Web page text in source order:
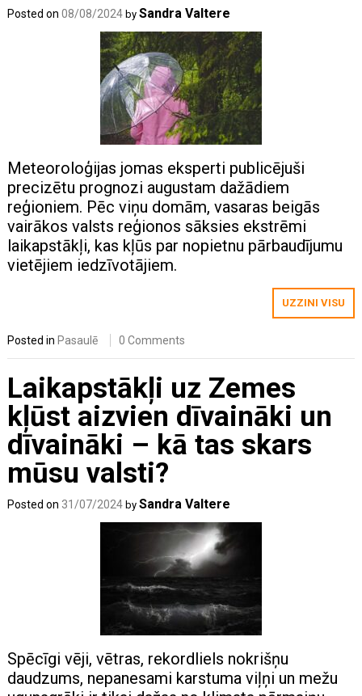
Posted on08/08/2024 bySandra Valtere
Meteoroloģijas jomas eksperti publicējuši
precizētu prognozi augustam dažādiem
reģioniem. Pēc viņu domām, vasaras beigās
vairākos valsts reģionos sāksies ekstrēmi
laikapstākļi, kas kļūs par nopietnu pārbaudījumu
vietējiem iedzīvotājiem.
UZZINI VISU
Posted inPasaulē 0 Comments
Laikapstākļi uz Zemes
kļūst aizvien dīvaināki un
dīvaināki – kā tas skars
mūsu valsti?
Posted on 31/07/2024 bySandra Valtere
Spēcīgi vēji, vētras, rekordliels nokrišņu
daudzums, nepanesami karstuma viļņi un mežu